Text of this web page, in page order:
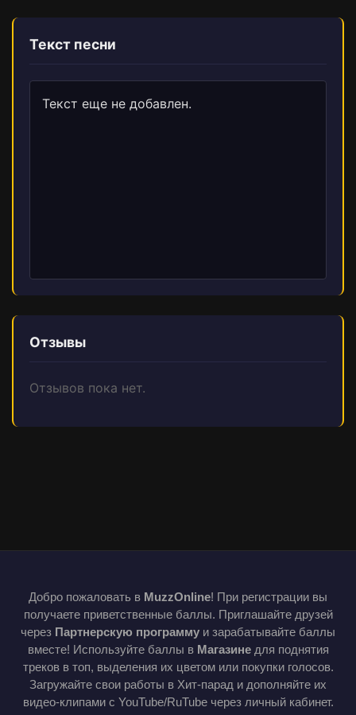
Текст песни
Текст еще не добавлен.
Отзывы
Отзывов пока нет.
Добро пожаловать в MuzzOnline! При регистрации вы
получаете приветственные баллы. Приглашайте друзей
через Партнерскую программу и зарабатывайте баллы
вместе! Используйте баллы в Магазинедля поднятия
треков в топ, выделения их цветом или покупки голосов.
Загружайте свои работы в Хит-парад и дополняйте их
видео-клипами с YouTube/RuTube через личный кабинет.